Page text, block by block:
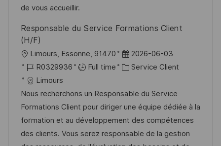
t
o
c
c
d
o
s
de vous accueillir.
Responsable du Service Formations Client
(H/F)
o
c
a
l
i
s
Limours, Essonne, 91470
D
a
e
d
’
a
2026-06-03
R
é
f
é
r
e
R0329936 Full time
C
t
é
g
o
Service Client
Limours
Nous recherchons un Responsable du Service
Formations Client pour diriger une équipe dédiée à la
formation et au développement des compétences
des clients. Vous serez responsable de la gestion